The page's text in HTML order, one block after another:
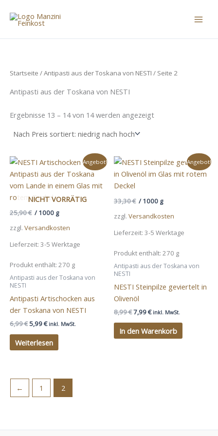
Inhalt
springen
Startseite /Antipasti aus der Toskana von NESTI / Seite 2
Antipasti aus der Toskana von NESTI
Ergebnisse 13 – 14 von 14 werden angezeigtSorted
by
Angebot!
NICHT VORRÄTIG
25,90€ /1000 g
zzgl. Versandkosten
Lieferzeit: 3-5 Werktage
Produkt enthält: 270 g
Antipasti aus der Toskana von
NESTI
Antipasti Artischocken aus
der Toskana von NESTI
6,99€ Ursprünglicher
war:
6,99 €
5,99€Aktueller
ist:
5,99 €.
inkl. MwSt.
Weiterlesen
Angebot!
33,30€ /1000 g
zzgl. Versandkosten
Lieferzeit: 3-5 Werktage
Produkt enthält: 270 g
Antipasti aus der Toskana von
NESTI
NESTI Steinpilze geviertelt in
Olivenöl
8,99€Ursprünglicher
war:
8,99 €
7,99€Aktueller
ist:
7,99 €.
inkl. MwSt.
In den Warenkorb
← 1 2